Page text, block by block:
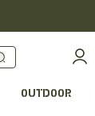
OUTDOOR